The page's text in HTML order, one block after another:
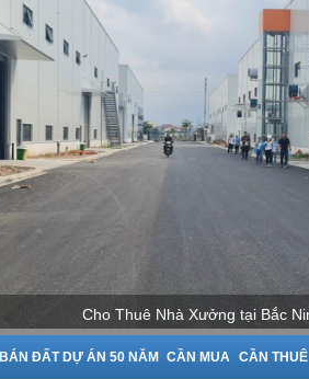
Cho Thuê Nhà Xưởng tại Bắc Ninh
BÁN ĐẤT DỰ ÁN 50 NĂM CẦN MUA CẦN THUÊ